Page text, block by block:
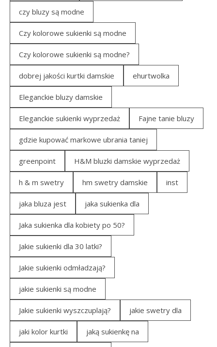
czy bluzy są modne
Czy kolorowe sukienki są modne
Czy kolorowe sukienki są modne?
dobrej jakości kurtki damskie ehurtwolka
Eleganckie bluzy damskie
Eleganckie sukienki wyprzedaż Fajne tanie bluzy
gdzie kupować markowe ubrania taniej
greenpoint H&M bluzki damskie wyprzedaż
h & m swetry hm swetry damskie inst
jaka bluza jest jaka sukienka dla
Jaka sukienka dla kobiety po 50?
Jakie sukienki dla 30 latki?
Jakie sukienki odmładzają?
jakie sukienki są modne
Jakie sukienki wyszczuplają? jakie swetry dla
jaki kolor kurtki jaką sukienkę na